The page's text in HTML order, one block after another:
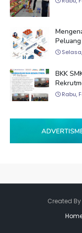
BKK
Rabu,
Created By